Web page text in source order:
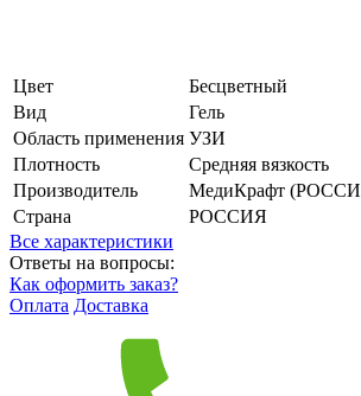
Цвет
Бесцветный
Вид
Гель
Область применения УЗИ
Плотность
Средняя вязкость
Производитель
МедиКрафт
Страна
РОССИЯ
Все характеристики
Ответы на вопросы:
Как оформить заказ?
Оплата Доставка